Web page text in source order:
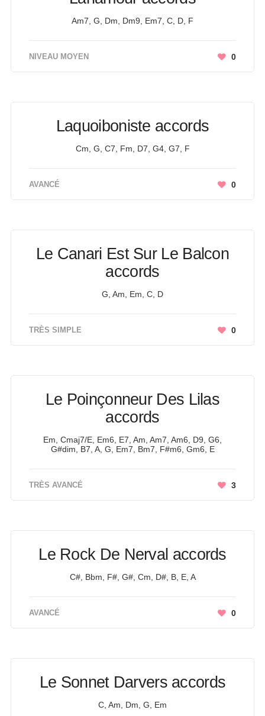
Am7, G, Dm, Dm9, Em7, C, D, F
NIVEAU MOYEN 0
Laquoiboniste accords
Cm, G, C7, Fm, D7, G4, G7, F
AVANCÉ 0
Le Canari Est Sur Le Balcon
accords
G, Am, Em, C, D
TRÈS SIMPLE 0
Le Poinçonneur Des Lilas
accords
Em, Cmaj7/E, Em6, E7, Am, Am7, Am6, D9, G6,
G#dim, B7, A, G, Em7, Bm7, F#m6, Gm6, E
TRÈS AVANCÉ 3
Le Rock De Nerval accords
C#, Bbm, F#, G#, Cm, D#, B, E, A
AVANCÉ 0
Le Sonnet Darvers accords
C, Am, Dm, G, Em